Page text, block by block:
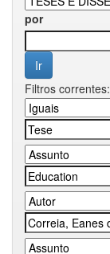
por
Filtros correntes: